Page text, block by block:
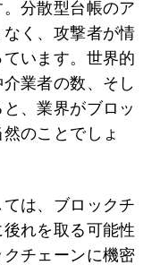
分散型台帳のア
く、攻撃者が情
います。世界的
業者の数、そし
、業界がブロッ
のことでしょ
は、ブロックチ
れを取る可能性
チェーンに機密